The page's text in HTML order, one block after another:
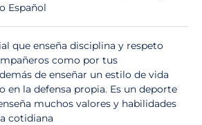
Español
que enseña disciplina y respeto
como por tus
de enseñar un estilo de vida
en la defensa propia. Es un deporte
muchos valores y habilidades
cotidiana